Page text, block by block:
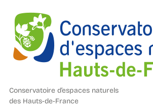
Conservatoire d’espaces naturels
des Hauts-de-France